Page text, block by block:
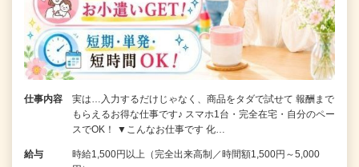
仕事内容
実は…入力するだけじゃなく、商品をタダで試せて 報酬まで
もらえるお得な仕事です♪ スマホ1台・完全在宅・自分のペー
スでOK！ ▼こんなお仕事です 化…
給与
時給1,500円以上（完全出来高制／時間額1,500円～5,000